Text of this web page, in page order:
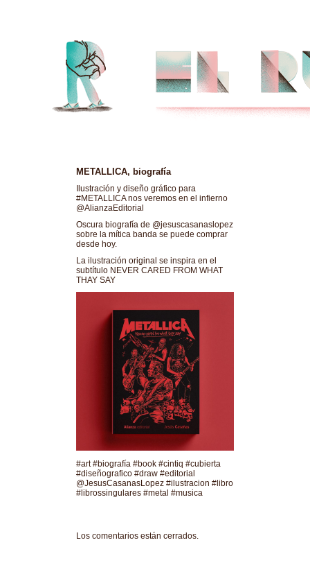
METALLICA, biografía
Ilustración y diseño gráfico para
#METALLICA nos veremos en el infierno
@AlianzaEditorial
Oscura biografía de @jesuscasanaslopez
sobre la mítica banda se puede comprar
desde hoy.
La ilustración original se inspira en el
subtítulo NEVER CARED FROM WHAT
THAY SAY
#art #biografía #book #cintiq #cubierta
#diseñografico #draw #editorial
@JesusCasanasLopez #ilustracion #libro
#librossingulares #metal #musica
Los comentarios están cerrados.